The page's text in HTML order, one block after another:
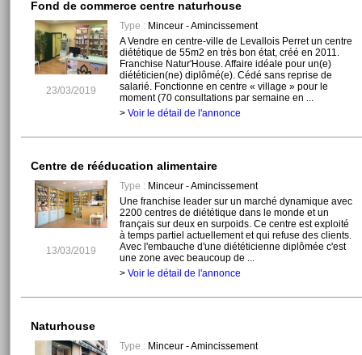
Fond de commerce centre naturhouse
23/03/2019
Type :Minceur - Amincissement
A Vendre en centre-ville de Levallois Perret un centre
diététique de 55m2 en très bon état, créé en 2011.
Franchise Natur'House. Affaire idéale pour un(e)
diététicien(ne) diplômé(e). Cédé sans reprise de
salarié. Fonctionne en centre « village » pour le
moment (70 consultations par semaine en ...
> Voir le détail de l'annonce
Centre de rééducation alimentaire
13/03/2019
Type :Minceur - Amincissement
Une franchise leader sur un marché dynamique avec
2200 centres de diététique dans le monde et un
français sur deux en surpoids. Ce centre est exploité
à temps partiel actuellement et qui refuse des clients.
Avec l'embauche d'une diététicienne diplômée c'est
une zone avec beaucoup de ...
> Voir le détail de l'annonce
Naturhouse
Type :Minceur - Amincissement